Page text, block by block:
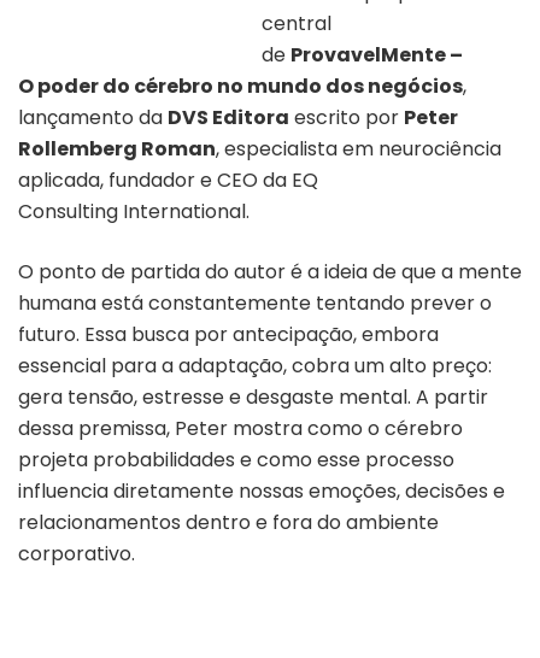
central
de ProvavelMente –
O poder do cérebro no mundo dos negócios,
lançamento da DVS Editora escrito por Peter
Rollemberg Roman, especialista em neurociência
aplicada, fundador e CEO da EQ
Consulting International.
O ponto de partida do autor é a ideia de que a mente
humana está constantemente tentando prever o
futuro. Essa busca por antecipação, embora
essencial para a adaptação, cobra um alto preço:
gera tensão, estresse e desgaste mental. A partir
dessa premissa, Peter mostra como o cérebro
projeta probabilidades e como esse processo
influencia diretamente nossas emoções, decisões e
relacionamentos dentro e fora do ambiente
corporativo.